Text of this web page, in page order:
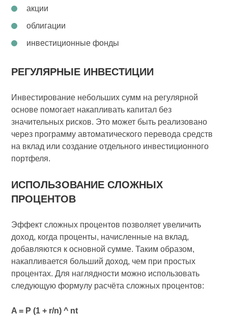
акции
облигации
инвестиционные фонды
РЕГУЛЯРНЫЕ ИНВЕСТИЦИИ
Инвестирование небольших сумм на регулярной
основе помогает накапливать капитал без
значительных рисков. Это может быть реализовано
через программу автоматического перевода средств
на вклад или создание отдельного инвестиционного
портфеля.
ИСПОЛЬЗОВАНИЕ СЛОЖНЫХ
ПРОЦЕНТОВ
Эффект сложных процентов позволяет увеличить
доход, когда проценты, начисленные на вклад,
добавляются к основной сумме. Таким образом,
накапливается больший доход, чем при простых
процентах. Для наглядности можно использовать
следующую формулу расчёта сложных процентов:
A = P (1 + r/n) ^ nt